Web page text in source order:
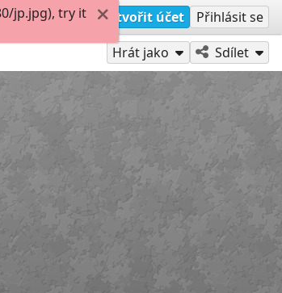
Vytvořit účet Přihlásit se
Hrát jako Sdílet
jp.jpg), try it